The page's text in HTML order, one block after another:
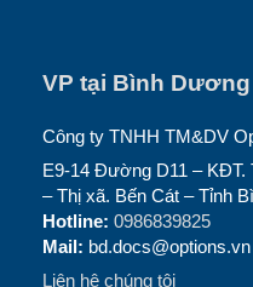
VP tại Bình Dương
Công ty TNHH TM&DV
E9-14 Đường D11 –
– Thị xã. Bến Cát – Tỉnh
Hotline: 0986839825
Mail: bd.docs@options.vn
Liên hệ chúng tôi